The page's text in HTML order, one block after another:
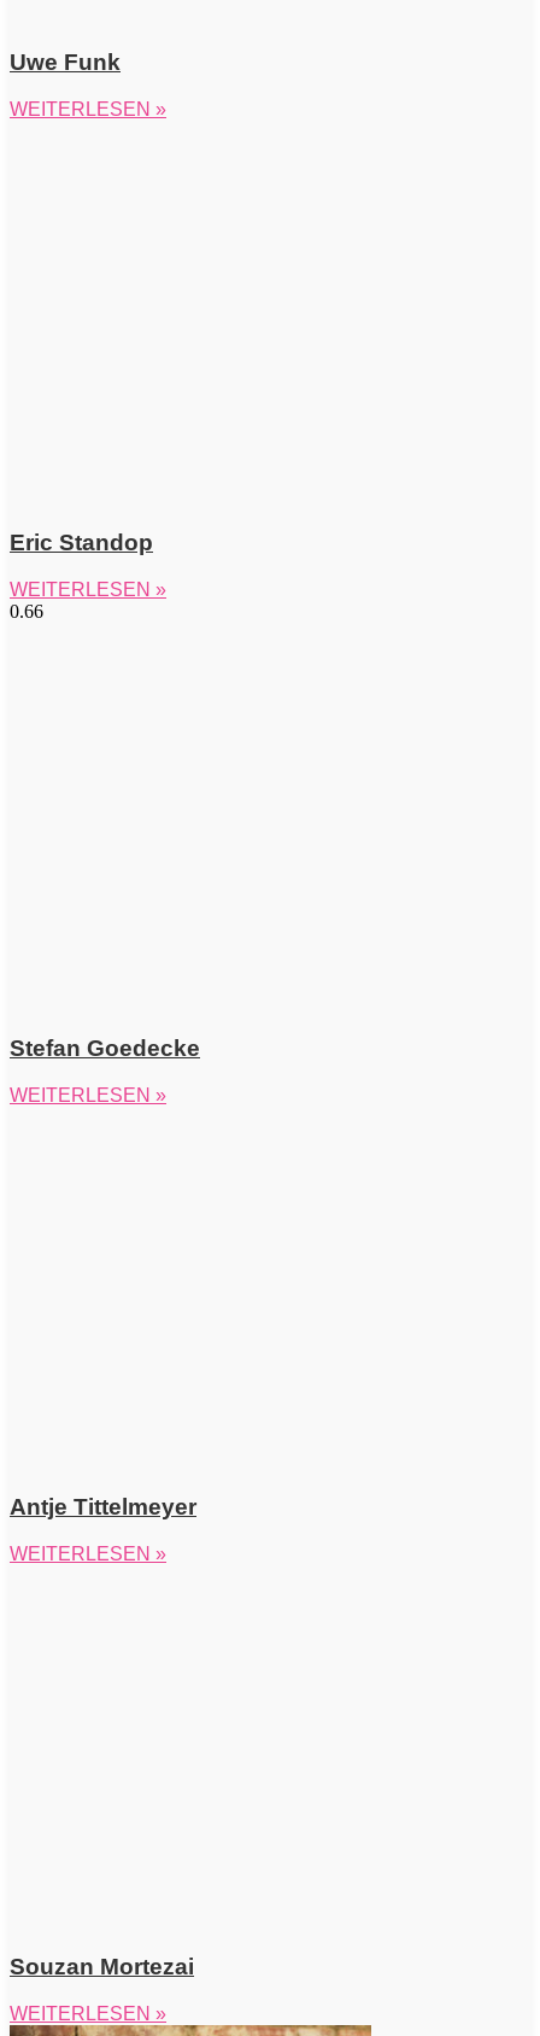
Uwe Funk
WEITERLESEN »
Eric Standop
WEITERLESEN »
Stefan Goedecke
WEITERLESEN »
Antje Tittelmeyer
WEITERLESEN »
Souzan Mortezai
WEITERLESEN »